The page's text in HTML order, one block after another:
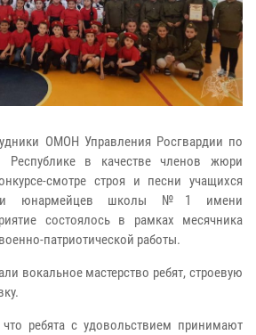
ОМОН Управления Росгвардии по
Республике в качестве членов жюри
смотре строя и песни учащихся
и юнармейцев школы №1 имени
состоялось в рамках месячника
патриотической работы.
вокальное мастерство ребят, строевую
что ребята с удовольствием принимают